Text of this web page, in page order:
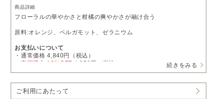
商品詳細
フローラルの華やかさと柑橘の爽やかさが融け合う
原料:オレンジ、ベルガモット、ゼラニウム
お支払いについて
・通常価格 4,840円（税込）
定期購入 10%OFF 4,356円（税込）
・お届け日の11営業日前まで、「マイページ」よりお届け日やお届
け先をご変更いただけます。
続きをみる
ご利用にあたって